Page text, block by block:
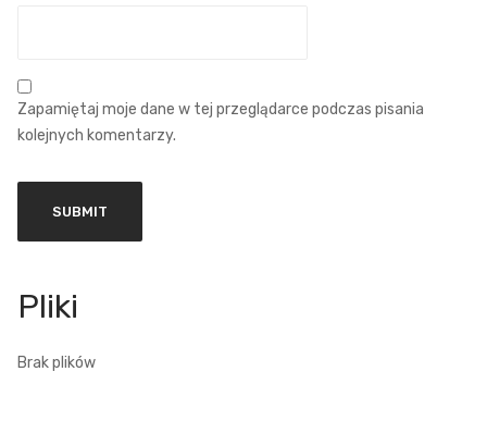
Zapamiętaj moje dane w tej przeglądarce podczas pisania
kolejnych komentarzy.
Brak plików